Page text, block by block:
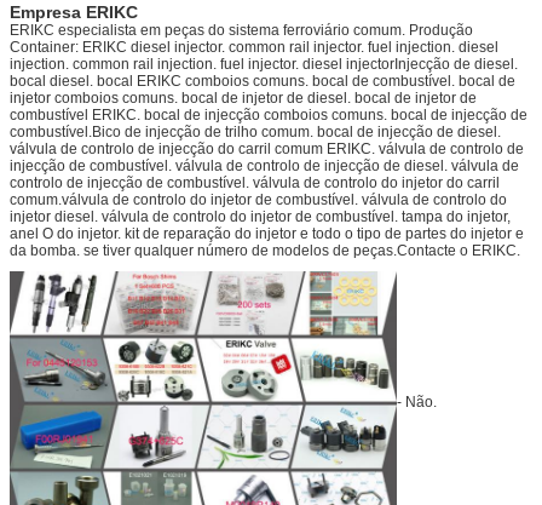
Empresa ERIKC
ERIKC especialista em peças do sistema ferroviário comum. Produção
Container: ERIKC diesel injector. common rail injector. fuel injection. diesel
injection. common rail injection. fuel injector. diesel injectorInjecção de diesel.
bocal diesel. bocal ERIKC comboios comuns. bocal de combustível. bocal de
injetor comboios comuns. bocal de injetor de diesel. bocal de injetor de
combustível ERIKC. bocal de injecção comboios comuns. bocal de injecção de
combustível.Bico de injecção de trilho comum. bocal de injecção de diesel.
válvula de controlo de injecção do carril comum ERIKC. válvula de controlo de
injecção de combustível. válvula de controlo de injecção de diesel. válvula de
controlo de injecção de combustível. válvula de controlo do injetor do carril
comum.válvula de controlo do injetor de combustível. válvula de controlo do
injetor diesel. válvula de controlo do injetor de combustível. tampa do injetor,
anel O do injetor. kit de reparação do injetor e todo o tipo de partes do injetor e
da bomba. se tiver qualquer número de modelos de peças.Contacte o ERIKC.
- Não.